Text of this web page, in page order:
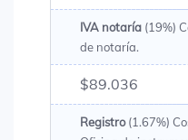
IVA notaría (19%)
de notaría.
$89.036
Registro(1.67%)